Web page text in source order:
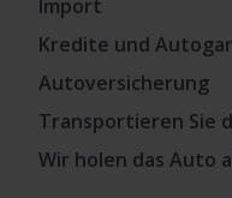
Import
Kredite und
Autoversicherung
Transportieren Sie
Wir holen das Auto